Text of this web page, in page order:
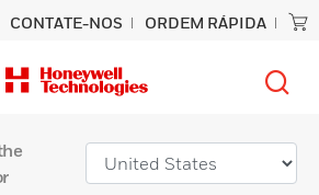
CONTATE-NOS ORDEM RÁPIDA